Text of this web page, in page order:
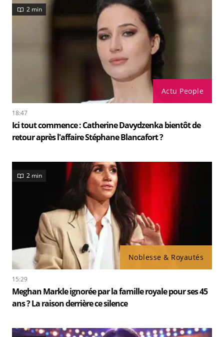
Actu People
2 min
18:47
Ici tout commence : Catherine Davydzenka bientôt de
retour après l'affaire Stéphane Blancafort ?
Noblesse & Royautés
2 min
15:29
Meghan Markle ignorée par la famille royale pour ses 45
ans ? La raison derrière ce silence